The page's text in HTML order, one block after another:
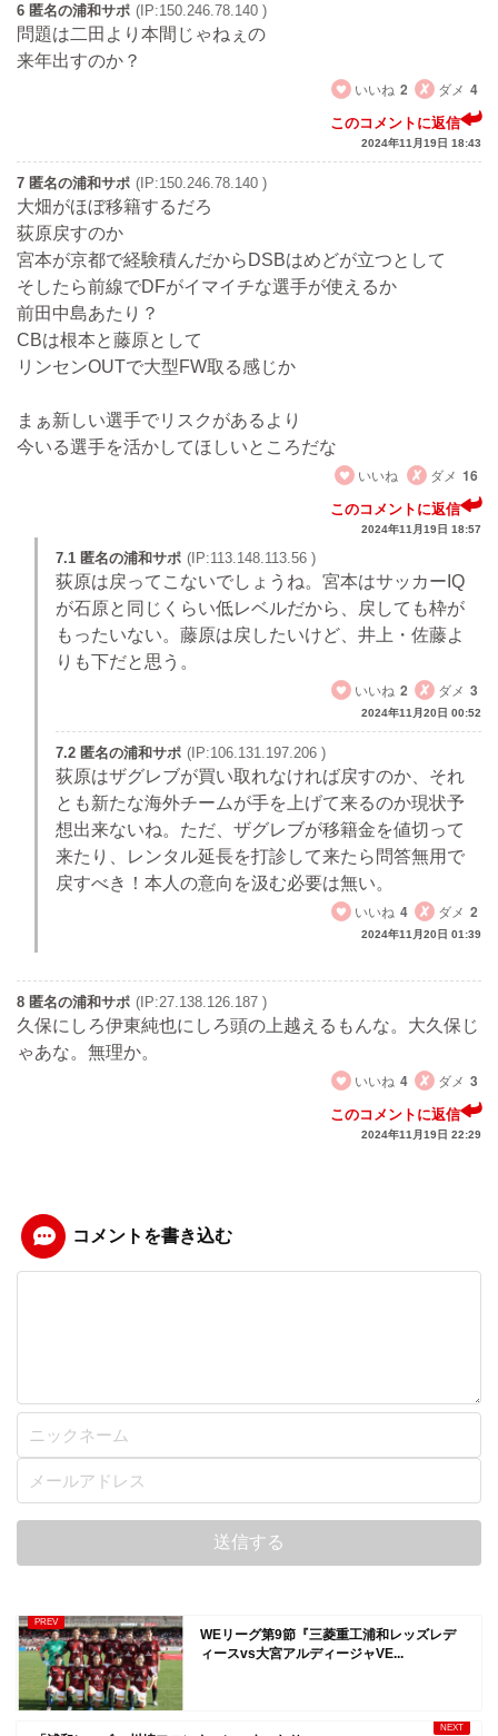
6 匿名の浦和サポ (IP:150.246.78.140 )
問題は二田より本間じゃねぇの
来年出すのか？
いいね 2 ダメ 4
このコメントに返信
2024年11月19日 18:43
7 匿名の浦和サポ (IP:150.246.78.140 )
大畑がほぼ移籍するだろ
荻原戻すのか
宮本が京都で経験積んだからDSBはめどが立つとして
そしたら前線でDFがイマイチな選手が使えるか
前田中島あたり？
CBは根本と藤原として
リンセンOUTで大型FW取る感じか
まぁ新しい選手でリスクがあるより
今いる選手を活かしてほしいところだな
いいね
ダメ 16
このコメントに返信
2024年11月19日 18:57
7.1 匿名の浦和サポ (IP:113.148.113.56 )
荻原は戻ってこないでしょうね。宮本はサッカーIQ
が石原と同じくらい低レベルだから、戻しても枠が
もったいない。藤原は戻したいけど、井上・佐藤よ
りも下だと思う。
いいね 2 ダメ 3
2024年11月20日 00:52
7.2 匿名の浦和サポ (IP:106.131.197.206 )
荻原はザグレブが買い取れなければ戻すのか、それ
とも新たな海外チームが手を上げて来るのか現状予
想出来ないね。ただ、ザグレブが移籍金を値切って
来たり、レンタル延長を打診して来たら問答無用で
戻すべき！本人の意向を汲む必要は無い。
いいね 4 ダメ 2
2024年11月20日 01:39
8 匿名の浦和サポ (IP:27.138.126.187 )
久保にしろ伊東純也にしろ頭の上越えるもんな。大久保じ
ゃあな。無理か。
いいね 4 ダメ 3
このコメントに返信
2024年11月19日 22:29
コメントを書き込む
WEリーグ第9節『三菱重工浦和レッズレデ
ィースvs大宮アルディージャVE...